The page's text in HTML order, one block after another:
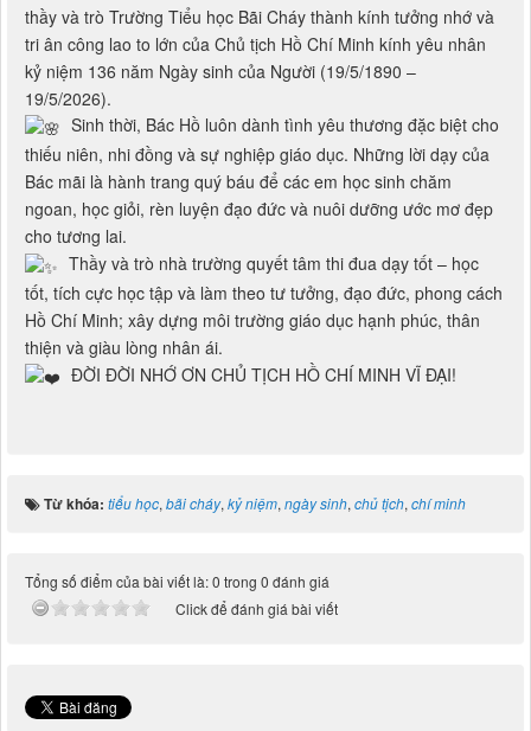
thầy và trò Trường Tiểu học Bãi Cháy thành kính tưởng nhớ và
tri ân công lao to lớn của Chủ tịch Hồ Chí Minh kính yêu nhân
kỷ niệm 136 năm Ngày sinh của Người (19/5/1890 –
19/5/2026).
Sinh thời, Bác Hồ luôn dành tình yêu thương đặc biệt cho
thiếu niên, nhi đồng và sự nghiệp giáo dục. Những lời dạy của
Bác mãi là hành trang quý báu để các em học sinh chăm
ngoan, học giỏi, rèn luyện đạo đức và nuôi dưỡng ước mơ đẹp
cho tương lai.
Thầy và trò nhà trường quyết tâm thi đua dạy tốt – học
tốt, tích cực học tập và làm theo tư tưởng, đạo đức, phong cách
Hồ Chí Minh; xây dựng môi trường giáo dục hạnh phúc, thân
thiện và giàu lòng nhân ái.
ĐỜI ĐỜI NHỚ ƠN CHỦ TỊCH HỒ CHÍ MINH VĨ ĐẠI!
Từ khóa: tiểu học bãi cháy, kỷ niệm ngày sinh chủ tịch chí minh
Tổng số điểm của bài viết là: 0 trong 0 đánh giá
Click để đánh giá bài viết